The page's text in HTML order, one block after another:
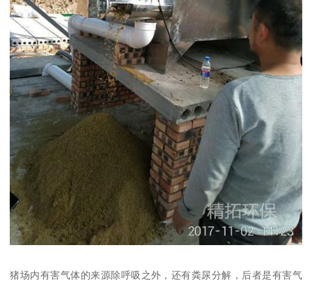
猪场内有害气体的来源除呼吸之外，还有粪尿分解，后者是有害气